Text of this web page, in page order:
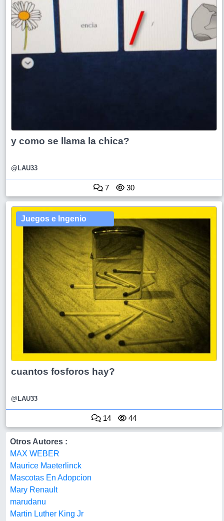
y como se llama la chica?
@LAU33
7 30
Juegos e Ingenio
cuantos fosforos hay?
@LAU33
14 44
Otros Autores :
MAX WEBER
Maurice Maeterlinck
Mascotas En Adopcion
Mary Renault
marudanu
Martin Luther King Jr